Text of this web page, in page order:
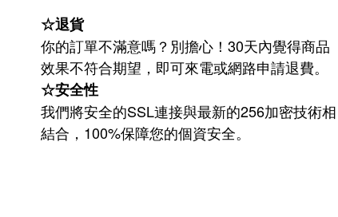
☆退貨
你的訂單不滿意嗎？別擔心！30天內覺得商品
效果不符合期望，即可來電或網路申請退費。
☆安全性
我們將安全的SSL連接與最新的256加密技術相
結合，100%保障您的個資安全。